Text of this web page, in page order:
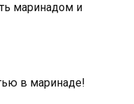
маринадом и
в маринаде!